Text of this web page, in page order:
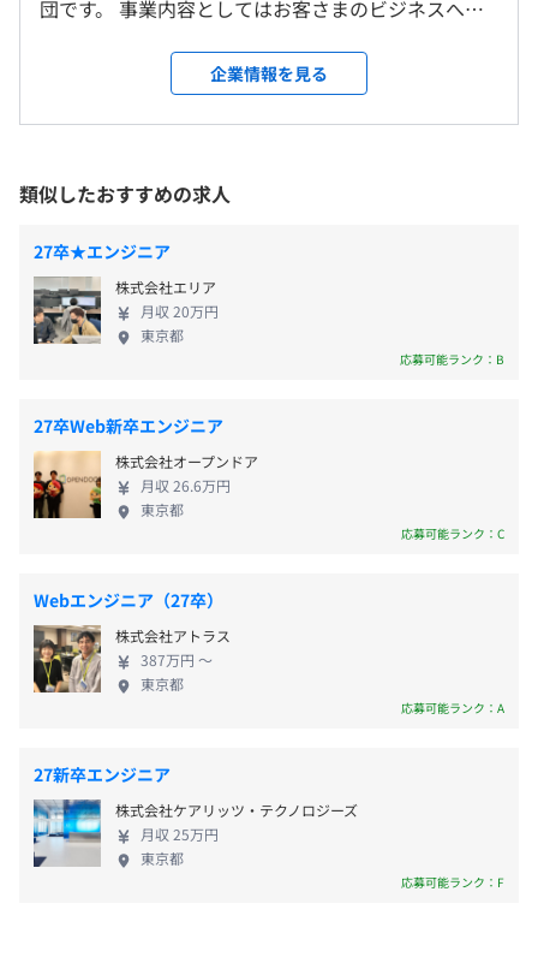
Docker、AWS CloudFormation、Ansible、
Treasure Data CDP、BigQuery、Elasticsearch、Amazon
Athena
また、開発現場では、チームで一番となりBacklogやJira
などを活用したタスク管理を行い、開発したコードへの相
互レビューも行っています。
メンバーズでは、人材育成を経営戦略の重要な位置づけと
しており、成果向上と人材育成に力点を置いた評価を目指
しています。
具体的には、以下のような3つの項目を総合的に判断しま
受動喫煙防止措置に関する事項
従業員に対する受動喫煙対策：あり
昇給査定年 2 回(4月・10月)
・厚生年金
・労災保険
組み「SINCA」
1.多様な領域の基礎から応用まで幅広い研修コースを提供
2.年次・職種問わず参加可能で新入社員もデジタルスキル
メンター制度の有無
キャリアコンサルティング制度の有無及びその内容
社内に社員への教育・育成を専門にしたチームがあり、社
員の能力育成計画や、実現するための教育カリキュラムの
資格取得支援/外部講座受講費支援
資格取得の受験料負担や、有料講座などへの費用負担な
ど、主体的なキャリアアップを支援しています。
前年度の月平均所定外労働時間の実績
11.3時間
前年度の有給休暇の平均取得日数
11.5日
役員及び管理的地位にある者に占める女性の割合
管理職31.6%
団です。 事業内容としてはお客さまのビジネスへの
把握し、専門スキルを持ったデジタルクリエイター
がWebサイト、ソーシャル、モバイル、アプリなど
広範囲にわたって社会ニーズに合わせた最適なデジ
す。 特徴は、すべてクライアントとの直契約で直接
クライアントとやり取りしながらご支援を進めてい
ることです。顧客企業とワンチームを構築し「あたか
も社員」であるかの様に、顧客と一体型のチームを
組んで大規模なプロジェクトを受け持ち、新しい手
法や最新の技術トレンドを駆使したデジタルでのモ
ノづくりに挑戦していけることが大きな強みです。
のではなく、クライアントとのビジネスを通して社
会課題の解決に継続的に貢献し、社会課題の解決と
ビジネス目標の達成を同時に実現するCSV（Creating
Shared Value: 共創価値の創造）アプローチを用いた
企業の経営スタイルやマーケティングの実現や、企
トランスフォーメーション）支援を行っています メ
ンバーズでは日本を代表するアパレル企業や消費財
メーカー、メガバンク等消費者向けサービスを提供
している大手企業のご支援をしています。また大手企
業だけでなく、デジタル経済の中で地球温暖化や地
企業のサービスやデジタル支援をおこなっておりま
す。
企業情報を見る
類似したおすすめの求人
27卒★エンジニア
株式会社エリア
月収 20万円
東京都
応募可能ランク：B
27卒Web新卒エンジニア
株式会社オープンドア
月収 26.6万円
東京都
応募可能ランク：C
Webエンジニア（27卒）
株式会社アトラス
387万円 〜
東京都
応募可能ランク：A
27新卒エンジニア
株式会社ケアリッツ・テクノロジーズ
月収 25万円
東京都
応募可能ランク：F